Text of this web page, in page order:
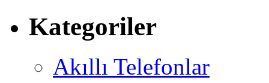
Kategoriler
Akıllı Telefonlar